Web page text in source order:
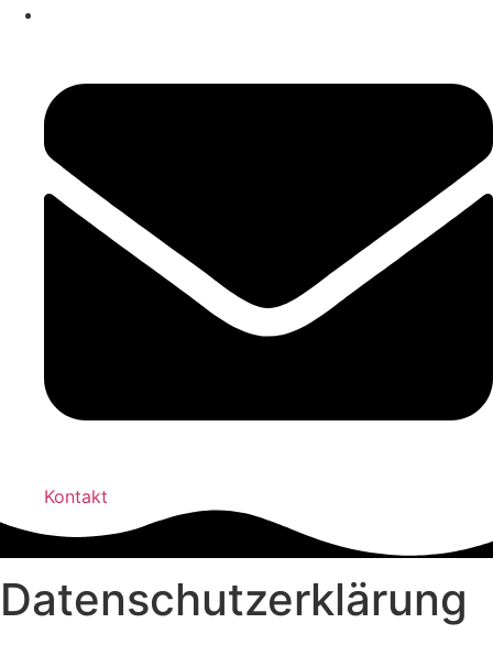
Kontakt
Datenschutzerklärung